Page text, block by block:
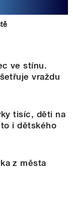
ve stínu.
vraždu
tisíc, děti na
i dětského
z města